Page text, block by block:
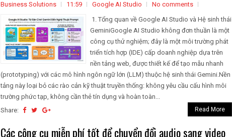
Business Solutions 11:59 Google AI Studio
No comments
1. Tổng quan về Google AI Studio và Hệ sinh thái
GeminiGoogle AI Studio không đơn thuần là một
công cụ thử nghiệm; đây là một môi trường phát
triển tích hợp (IDE) cấp doanh nghiệp dựa trên
nền tảng web, được thiết kế để tạo mẫu nhanh
(prototyping) với các mô hình ngôn ngữ lớn (LLM) thuộc hệ sinh thái Gemini.Nền
tảng này loại bỏ các rào cản kỹ thuật truyền thống: không yêu cầu cấu hình môi
trường phức tạp, không cần thẻ tín dụng và hoàn toàn...
Share:
Read More
Các công cụ miễn phí tốt để chuyển đổi audio sang video